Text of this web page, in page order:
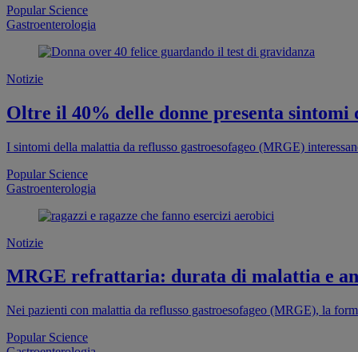
Popular Science
Gastroenterologia
Notizie
Oltre il 40% delle donne presenta
I sintomi della malattia da reflusso gastroesofageo (MRGE)
Popular Science
Gastroenterologia
Notizie
MRGE refrattaria: durata di malattia e
Nei pazienti con malattia da reflusso gastroesofageo (MRGE), la
Popular Science